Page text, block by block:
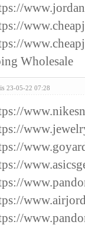
Wholesale
23-05-22 07:28